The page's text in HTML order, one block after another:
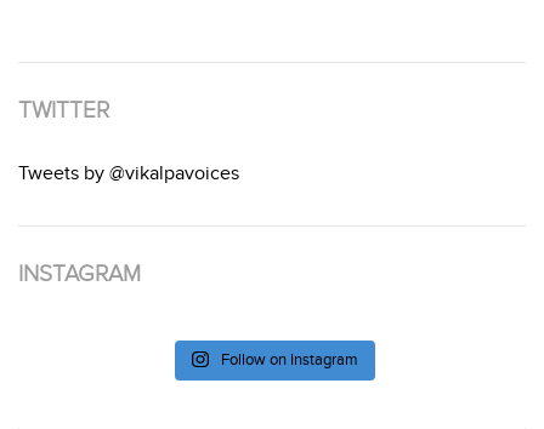
TWITTER
Tweets by @vikalpavoices
INSTAGRAM
Follow on Instagram